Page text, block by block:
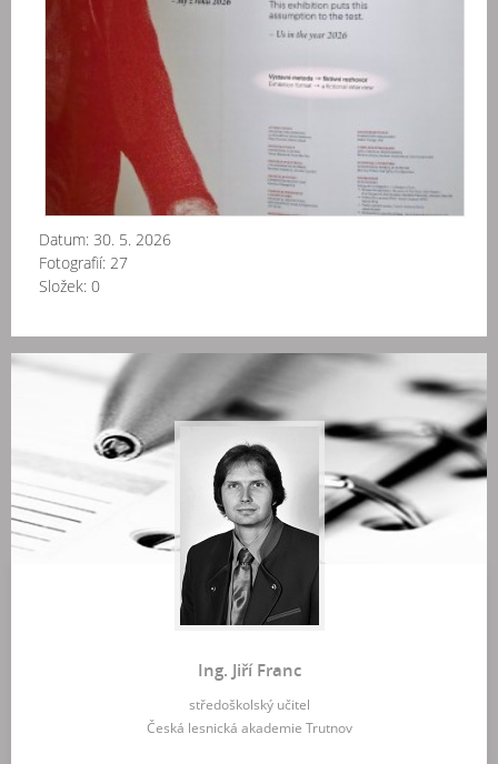
Datum: 30. 5. 2026
Fotografií: 27
Složek: 0
Ing. Jiří Franc
středoškolský učitel
Česká lesnická akademie Trutnov